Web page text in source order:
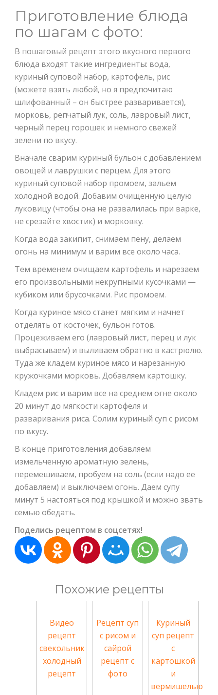
Приготовление блюда
по шагам с фото:
В пошаговый рецепт этого вкусного первого
блюда входят такие ингредиенты: вода,
куриный суповой набор, картофель, рис
(можете взять любой, но я предпочитаю
шлифованный – он быстрее разваривается),
морковь, репчатый лук, соль, лавровый лист,
черный перец горошек и немного свежей
зелени по вкусу.
Вначале сварим куриный бульон с добавлением
овощей и лаврушки с перцем. Для этого
куриный суповой набор промоем, зальем
холодной водой. Добавим очищенную целую
луковицу (чтобы она не развалилась при варке,
не срезайте хвостик) и морковку.
Когда вода закипит, снимаем пену, делаем
огонь на минимум и варим все около часа.
Тем временем очищаем картофель и нарезаем
его произвольными некрупными кусочками —
кубиком или брусочками. Рис промоем.
Когда куриное мясо станет мягким и начнет
отделять от косточек, бульон готов.
Процеживаем его (лавровый лист, перец и лук
выбрасываем) и выливаем обратно в кастрюлю.
Туда же кладем куриное мясо и нарезанную
кружочками морковь. Добавляем картошку.
Кладем рис и варим все на среднем огне около
20 минут до мягкости картофеля и
разваривания риса. Солим куриный суп с рисом
по вкусу.
В конце приготовления добавляем
измельченную ароматную зелень,
перемешиваем, пробуем на соль (если надо ее
добавляем) и выключаем огонь. Даем супу
минут 5 настояться под крышкой и можно звать
семью обедать.
Поделись рецептом в соцсетях!
Похожие рецепты
Видео
рецепт
свекольник
холодный
рецепт
Рецепт суп
с рисом и
сайрой
рецепт с
фото
Куриный
суп рецепт
с
картошкой
и
вермишелью